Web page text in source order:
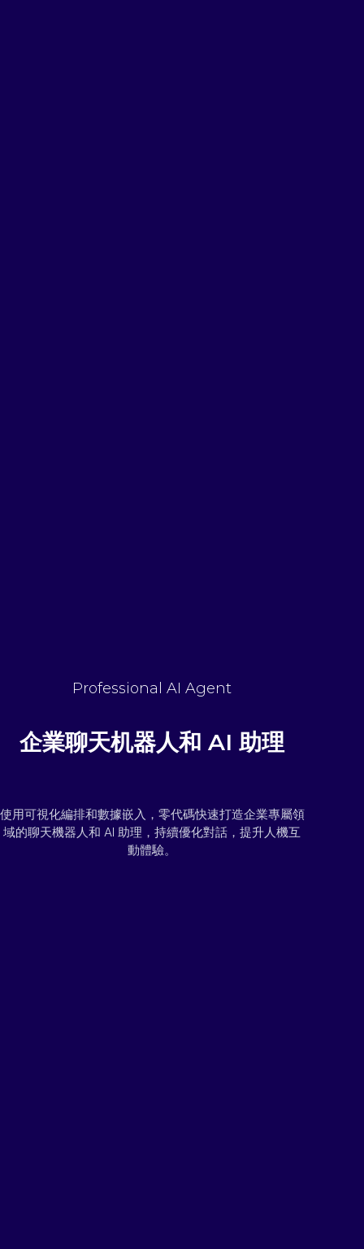
Professional AI Agent
企業聊天机器人和 AI 助理
使用可視化編排和數據嵌入，零代碼快速打造企業專屬領
域的聊天機器人和 AI 助理，持續優化對話，提升人機互
動體驗。